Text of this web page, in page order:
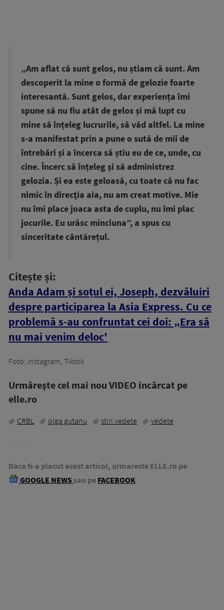
„Am aflat că sunt gelos, nu știam că sunt. Am
descoperit la mine o formă de gelozie foarte
interesantă. Sunt gelos, dar experiența îmi
spune să nu fiu atât de gelos și mă lupt cu
mine să înțeleg lucrurile, să văd altfel. La mine
s-a manifestat prin a pune o sută de mii de
întrebări și a încerca să știu eu de ce, unde, cu
cine. Încerc să înțeleg și să administrez
gelozia. Și ea este geloasă, cu toate că nu fac
nimic în direcţia aia, nu am creat motive. Mie
nu îmi place joaca asta de cuplu, nu îmi plac
jocurile. Eu urăsc minciuna”, a spus cu
sinceritate cântărețul.
Citește și:
Anda Adam și soțul ei, Joseph, dezvăluiri
despre participarea la Asia Express. Cu ce
problemă s-au confruntat cei doi: „Era să
nu mai venim deloc'
Foto: Instagram, Tiktok
Urmăreşte cel mai nou VIDEO incărcat pe
elle.ro
CRBL olga gutanu stiri vedete vedete
Daca ti-a placut acest articol, urmareste ELLE.ro pe
GOOGLE NEWS sau pe FACEBOOK